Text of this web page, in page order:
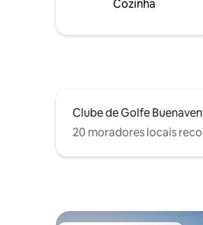
Cozinha
Clube de Golfe
20 moradores locais